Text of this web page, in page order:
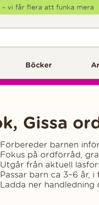
vi får flera att funka mera
Böcker
Gissa
Förbereder barnen
Fokus på ordförråd,
Utgår från aktuell
Passar barn ca 3–6 år,
Ladda ner handledning